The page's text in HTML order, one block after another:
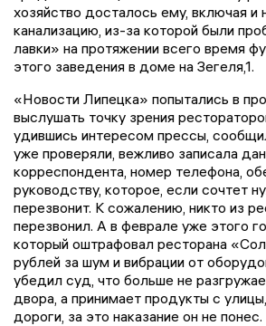
хозяйство досталось ему, включая и
канализацию, из-за которой были
лавки» на протяжении всего время
этого заведения в доме на Зегеля,1.
«Новости Липецка» попытались в
выслушать точку зрения
удившись интересом прессы,
уже проверяли, вежливо записала
корреспондента, номер телефона,
руководству, которое, если сочтет
перезвонит. К сожалению, никто из
перезвонил. А в феврале уже этого
который оштрафовал ресторана
рублей за шум и вибрации от
убедил суд, что больше не
двора, а принимает продукты с
дороги, за это наказание он не понес.